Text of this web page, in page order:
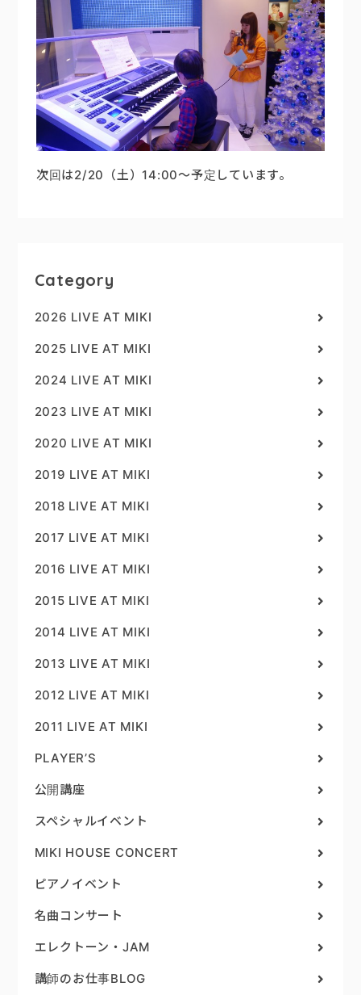
次回は2/20（土）14:00～予定しています。
Category
2026 LIVE AT MIKI
2025 LIVE AT MIKI
2024 LIVE AT MIKI
2023 LIVE AT MIKI
2020 LIVE AT MIKI
2019 LIVE AT MIKI
2018 LIVE AT MIKI
2017 LIVE AT MIKI
2016 LIVE AT MIKI
2015 LIVE AT MIKI
2014 LIVE AT MIKI
2013 LIVE AT MIKI
2012 LIVE AT MIKI
2011 LIVE AT MIKI
PLAYER’S
公開講座
スペシャルイベント
MIKI HOUSE CONCERT
ピアノイベント
名曲コンサート
エレクトーン・JAM
講師のお仕事BLOG